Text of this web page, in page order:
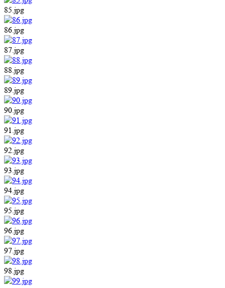
85.jpg
86.jpg
87.jpg
88.jpg
89.jpg
90.jpg
91.jpg
92.jpg
93.jpg
94.jpg
95.jpg
96.jpg
97.jpg
98.jpg